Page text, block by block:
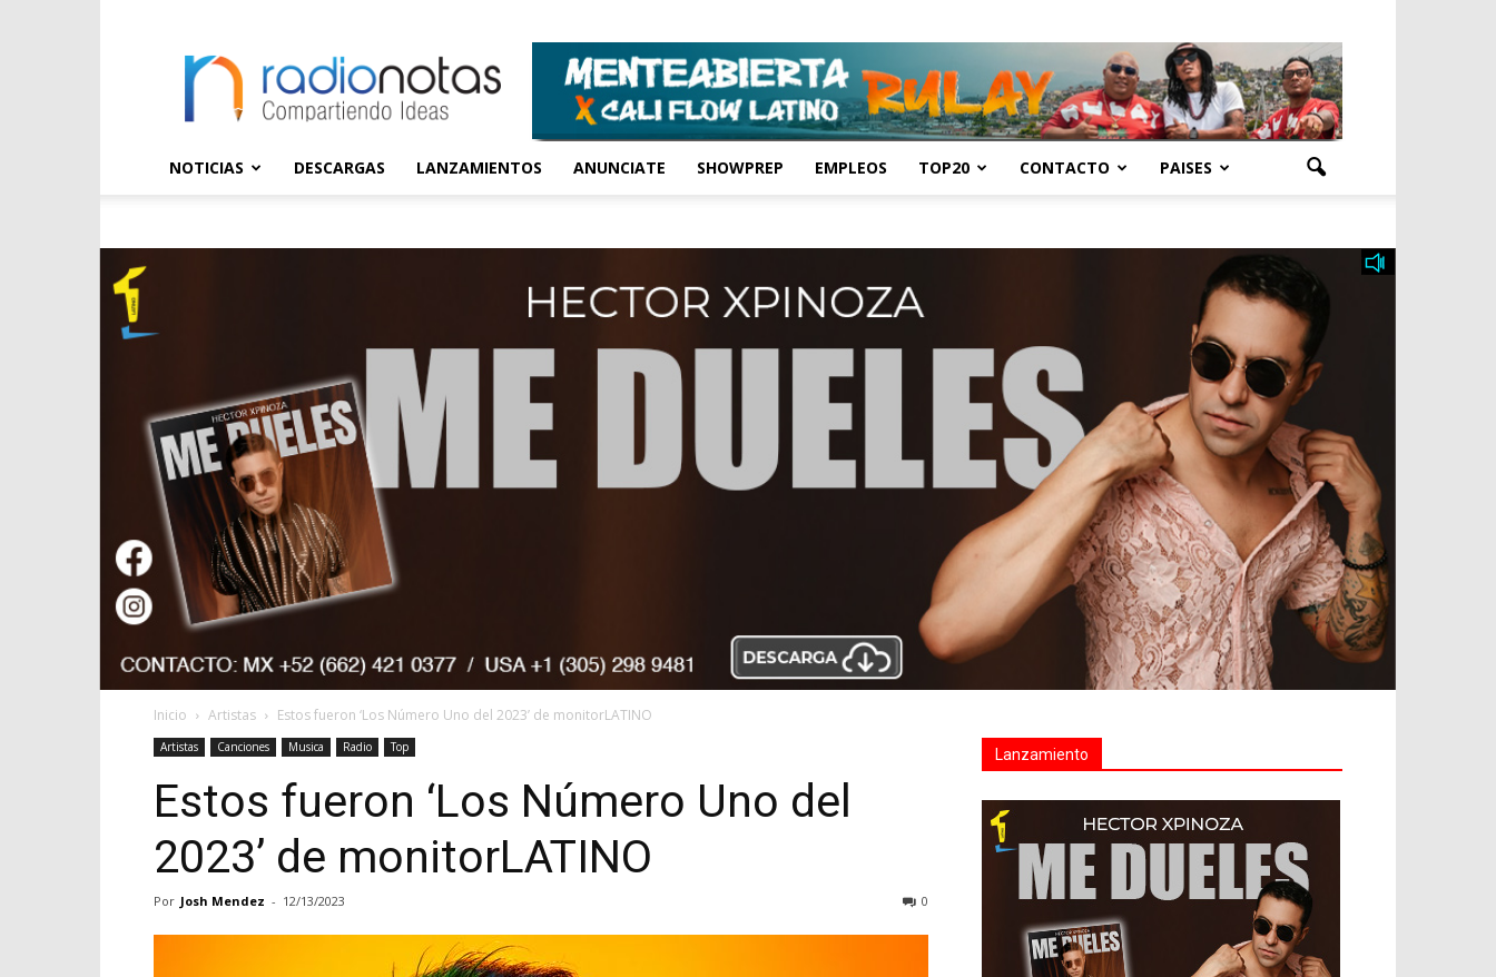
NOTICIAS DESCARGAS LANZAMIENTOS ANUNCIATE SHOWPREP EMPLEOS TOP20 CONTACTO PAISES
Inicio Artistas Estos fueron ‘Los Número Uno del 2023’ de monitorLATINO
Artistas Canciones Musica Radio Top
Estos fueron ‘Los Número Uno del
2023’ de monitorLATINO
Por Josh Mendez - 12/13/2023 0
Lanzamiento